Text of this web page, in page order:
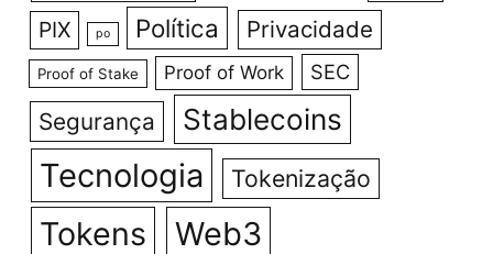
PIX po Política Privacidade
Proof of Stake Proof of Work SEC
Segurança Stablecoins
Tecnologia Tokenização
Tokens Web3